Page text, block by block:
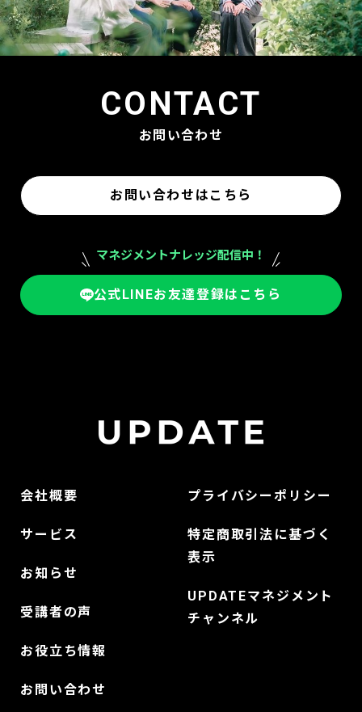
CONTACT
お問い合わせ
お問い合わせはこちら
マネジメントナレッジ配信中！
公式LINEお友達登録はこちら
会社概要
サービス
お知らせ
受講者の声
お役立ち情報
お問い合わせ
プライバシーポリシー
特定商取引法に基づく
表示
UPDATEマネジメント
チャンネル